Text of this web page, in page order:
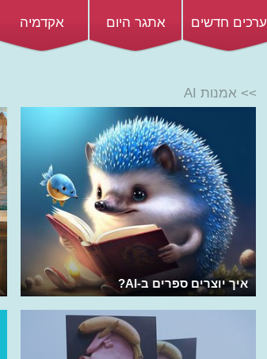
ערכים חדשים אתגר היום אקדמיה
>> אמנות AI
איך יוצרים ספרים ב-AI?